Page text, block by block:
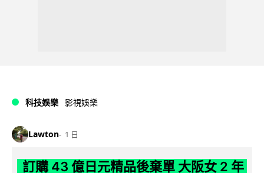
科技娛樂 影視娛樂
Lawton 1 日
訂購 43 億日元精品後棄單 大阪女 2 年